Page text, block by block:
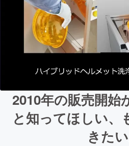
2010年の販売開始
と知ってほしい、
きたい